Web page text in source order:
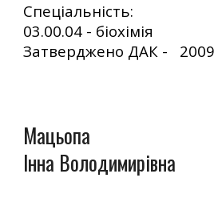
Спеціальність:
03.00.04 - біохімія
Затверджено ДАК -
2009
Мацьопа
Інна Володимирівна